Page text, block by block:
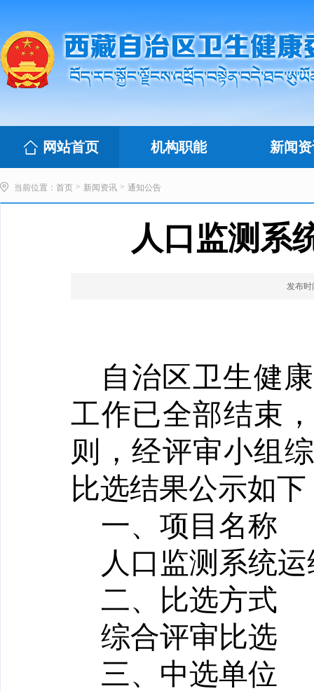
网站首页 机构职能 新闻
当前位置： 首页 > 新闻资讯 > 通知公告
人口监测系
发布时
自治区卫生健
工作已全部结束
则，经评审小组
比选结果公示如下
一、项目名称
人口监测系统
二、比选方式
综合评审比选
三、中选单位